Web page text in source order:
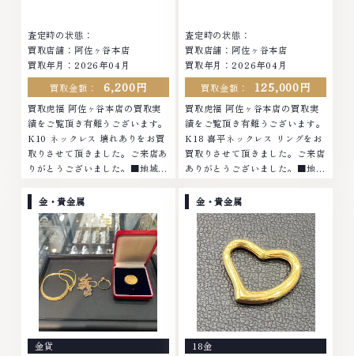
中無休
査定時の状態：
買取店舗：阿佐ヶ谷本店
買取年月：2026年04月
買取金額：
6,200円
買取虎福 阿佐ヶ谷本店の買取実
績をご覧頂き有難うございます。
K10 ネックレス 壊れありをお買
取りさせて頂きました。ご来店あ
りがとうございました。■地域買
モンド ブランド品 ブランド衣類
お酒買取りのことなら、お任せく
ださいなかでも金・プラチナ等の
アクセサリー・貴金属・宝石・ダ
イヤモンド・ジュエリーや ブラ
ンド品・時計等は特に自信を持っ
て、高額査定を実現しておりま
す。 古くて使わなくなってしま
ったアクセサリー、動かなくなっ
てしまった腕時計、多くのお品物
の高価買取りを実現しており、他
査定時の状態：
買取店舗：阿佐ヶ谷本店
買取年月：2026年04月
買取金額：
125,000円
買取虎福 阿佐ヶ谷本店の買取実
績をご覧頂き有難うございます。
K18 喜平ネックレス リングをお
買取りさせて頂きました。ご来店
ありがとうございました。■地域
ヤモンド ブランド品 ブランド衣
類 お酒買取りのことなら、お任
せくださいなかでも金・プラチナ
等のアクセサリー・貴金属・宝
石・ダイヤモンド・ジュエリーや
ブランド品・時計等は特に自信を
持って、高額査定を実現しており
ます。 古くて使わなくなってし
まったアクセサリー、動かなくな
ってしまった腕時計、多くのお品
物の高価買取りを実現しており、
金・貴金属
金貨
金・貴金属
18金